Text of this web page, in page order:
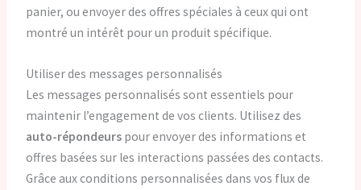
panier, ou envoyer des offres spéciales à ceux qui ont
montré un intérêt pour un produit spécifique.
Utiliser des messages personnalisés
Les messages personnalisés sont essentiels pour
maintenir l’engagement de vos clients. Utilisez des
auto-répondeurs pour envoyer des informations et
offres basées sur les interactions passées des contacts.
Grâce aux conditions personnalisées dans vos flux de